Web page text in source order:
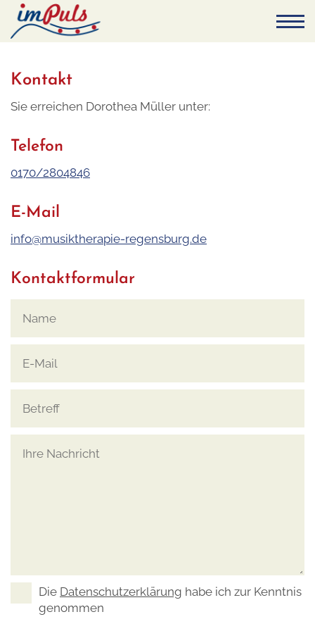
Kontakt
Sie erreichen Dorothea Müller unter:
Telefon
0170/2804846
E-Mail
info@musiktherapie-regensburg.de
Kontaktformular
Die Datenschutzerklärung habe ich zur Kenntnis
genommen